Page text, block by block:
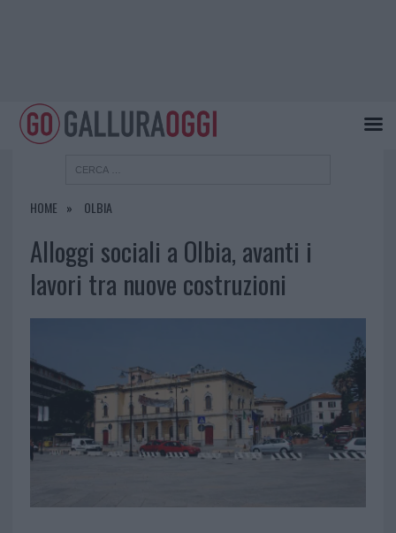
HOME OLBIA
Alloggi sociali a Olbia, avanti i
lavori tra nuove costruzioni